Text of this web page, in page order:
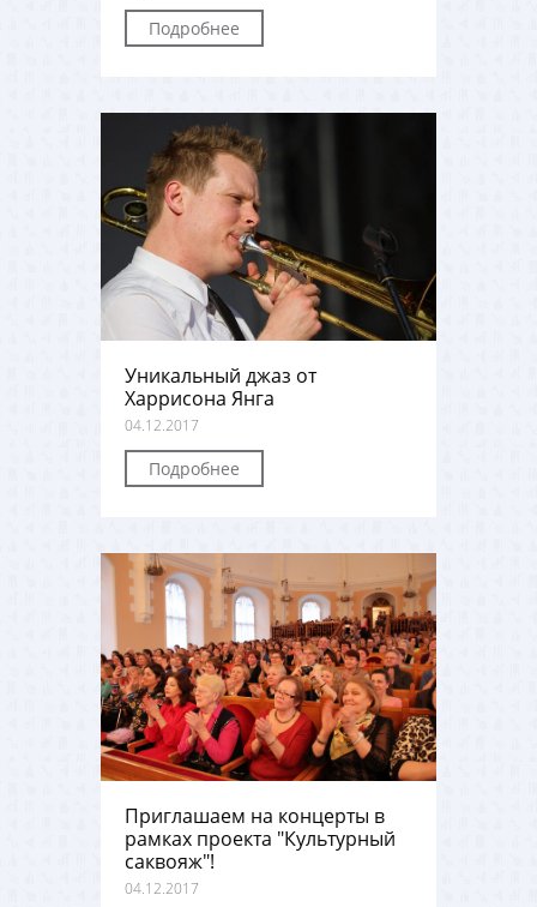
Подробнее
Уникальный джаз от
Харрисона Янга
04.12.2017
Подробнее
Приглашаем на концерты в
рамках проекта "Культурный
саквояж"!
04.12.2017